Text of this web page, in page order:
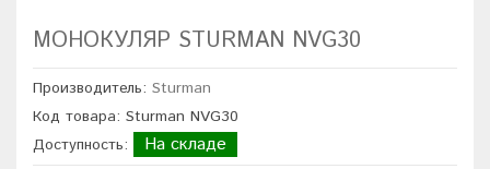
МОНОКУЛЯР STURMAN NVG30
Производитель: Sturman
Код товара: Sturman NVG30
Доступность:
На складе